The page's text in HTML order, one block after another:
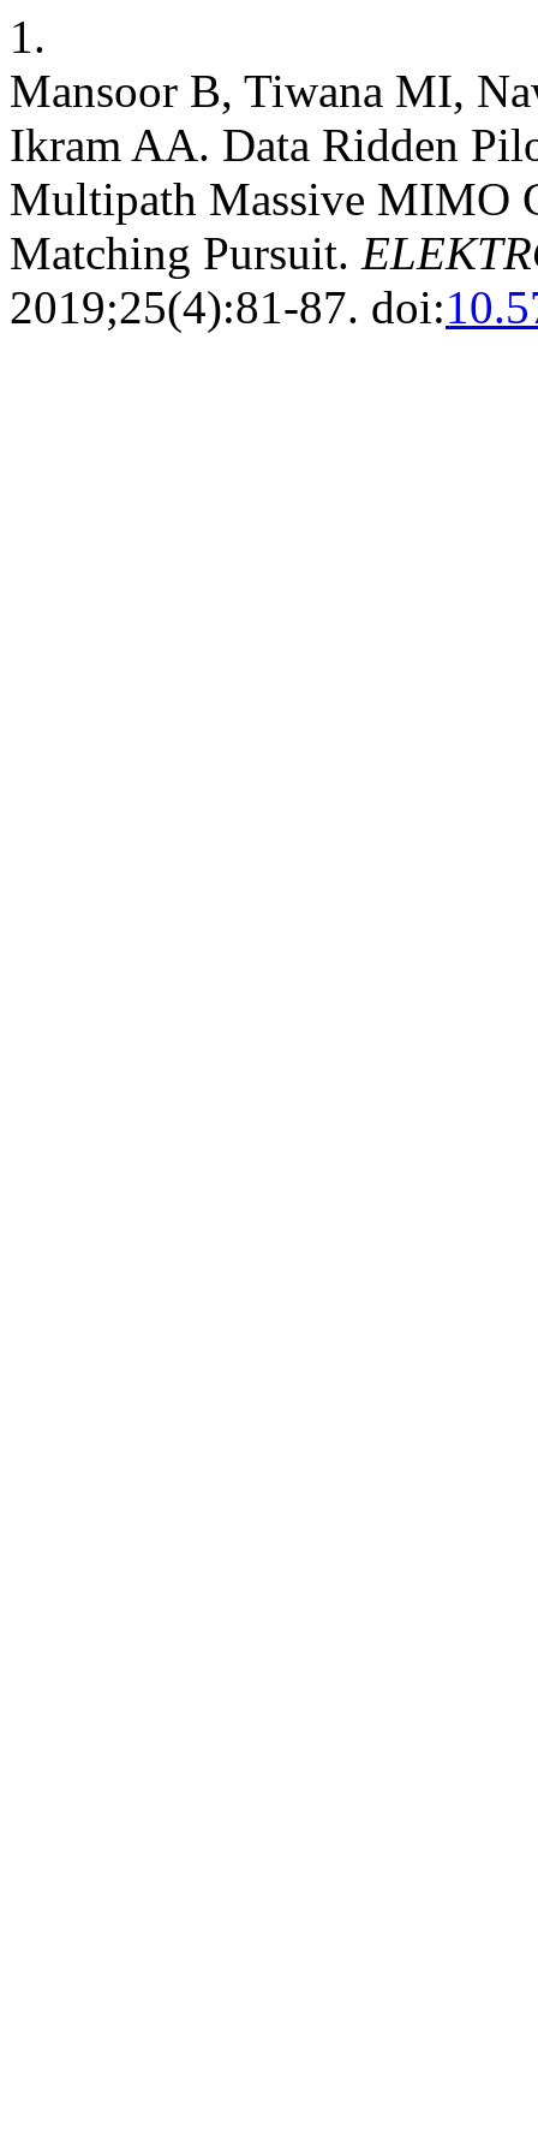
1.
Mansoor B, Tiwana MI,
Ikram AA. Data Ridden
Multipath Massive MIMO
Matching Pursuit.
2019;25(4):81-87. doi: